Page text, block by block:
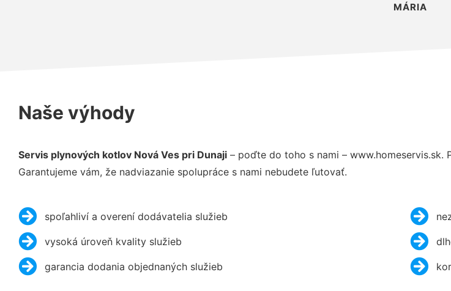
MÁRIA
Naše výhody
Servis plynových kotlov Nová Ves pri Dunaji – poďte do toho s nami –
Garantujeme vám, že nadviazanie spolupráce s nami nebudete ľutovať.
spoľahliví a overení dodávatelia služieb
vysoká úroveň kvality služieb
garancia dodania objednaných služieb